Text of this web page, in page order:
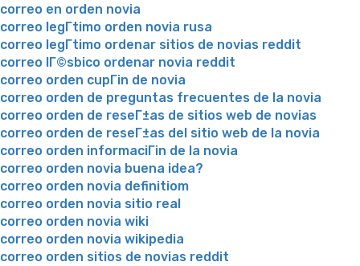
correo en orden novia
correo legГ­timo orden novia rusa
correo legГ­timo ordenar sitios de novias reddit
correo lГ©sbico ordenar novia reddit
correo orden cupГіn de novia
correo orden de preguntas frecuentes de la novia
correo orden de reseГ±as de sitios web de novias
correo orden de reseГ±as del sitio web de la novia
correo orden informaciГіn de la novia
correo orden novia buena idea?
correo orden novia definitiom
correo orden novia sitio real
correo orden novia wiki
correo orden novia wikipedia
correo orden sitios de novias reddit